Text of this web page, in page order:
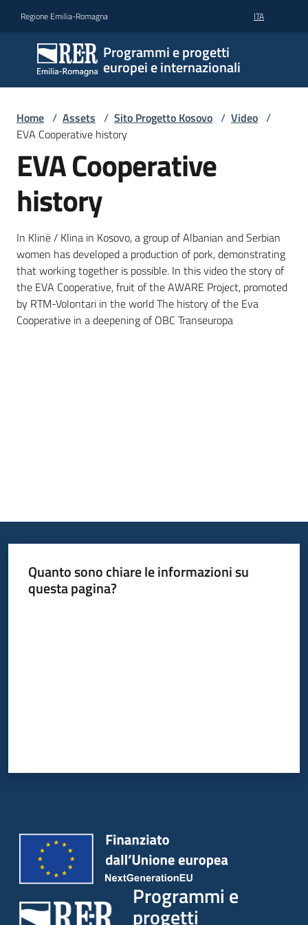
Regione Emilia-Romagna ITA
Programmi e progetti
europei e internazionali
Home / Assets / Sito Progetto Kosovo / Video /
EVA Cooperative history
EVA Cooperative
history
In Klinë / Klina in Kosovo, a group of Albanian and Serbian
women has developed a production of pork, demonstrating
that working together is possible. In this video the story of
the EVA Cooperative, fruit of the AWARE Project, promoted
by RTM-Volontari in the world The history of the Eva
Cooperative in a deepening of OBC Transeuropa
Quanto sono chiare le informazioni su
questa pagina?
Programmi e
progetti